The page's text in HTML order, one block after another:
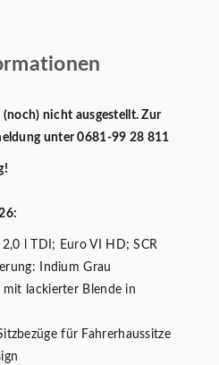
(noch) nicht ausgestellt. Zur
unter 0681-99 28 811
l TDI; Euro VI HD; SCR
Indium Grau
lackierter Blende in
für Fahrerhaussitze